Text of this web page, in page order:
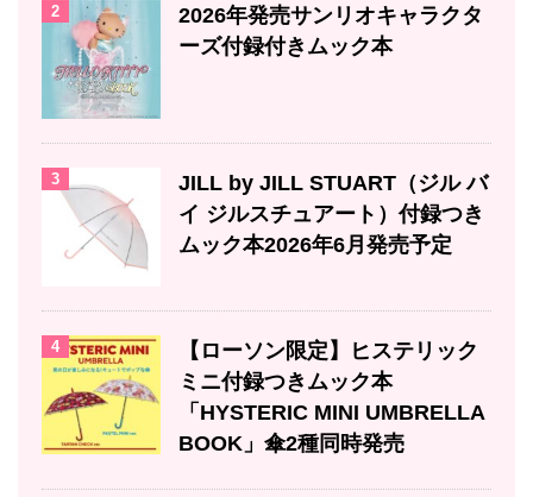
2
2026年発売サンリオキャラクタ
ーズ付録付きムック本
3
JILL by JILL STUART（ジル バ
イ ジルスチュアート）付録つき
ムック本2026年6月発売予定
4
【ローソン限定】ヒステリック
ミニ付録つきムック本
「HYSTERIC MINI UMBRELLA
BOOK」傘2種同時発売